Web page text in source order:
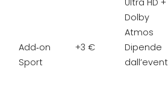
Dolby
Atmos
Add‑on
Sport
+3 €
Dipende